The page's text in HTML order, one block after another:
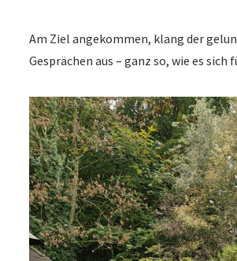
Am Ziel angekommen, klang der
Gesprächen aus – ganz so, wie es